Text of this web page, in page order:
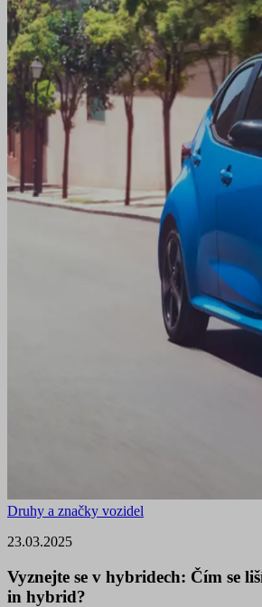
Druhy a značky vozidel
23.03.2025
Vyznejte se v hybridech: Čím se
in hybrid?